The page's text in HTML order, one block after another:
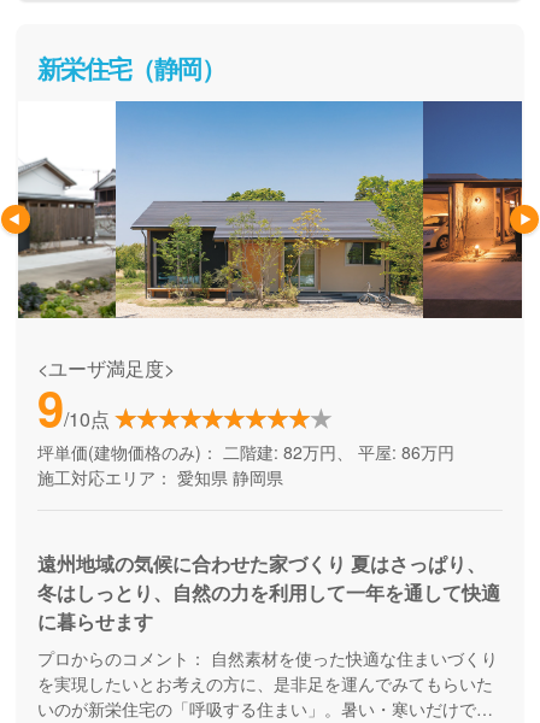
新栄住宅（静岡）
<ユーザ満足度>
9/10点
坪単価(建物価格のみ)： 二階建: 82万円、 平屋: 86万円
施工対応エリア： 愛知県 静岡県
遠州地域の気候に合わせた家づくり 夏はさっぱり、
冬はしっとり、自然の力を利用して一年を通して快適
に暮らせます
プロからのコメント： 自然素材を使った快適な住まいづくり
を実現したいとお考えの方に、是非足を運んでみてもらいた
いのが新栄住宅の「呼吸する住まい」。暑い・寒いだけでは